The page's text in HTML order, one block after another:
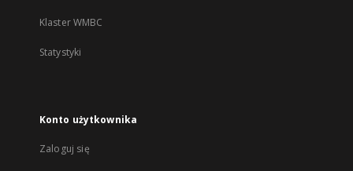
Klaster WMBC
Statystyki
Konto użytkownika
Zaloguj się